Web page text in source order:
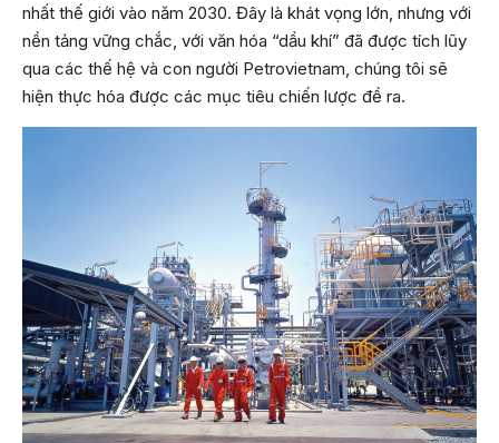
nhất thế giới vào năm 2030. Đây là khát vọng lớn, nhưng với
nền tảng vững chắc, với văn hóa “dầu khí” đã được tích lũy
qua các thế hệ và con người Petrovietnam, chúng tôi sẽ
hiện thực hóa được các mục tiêu chiến lược đề ra.